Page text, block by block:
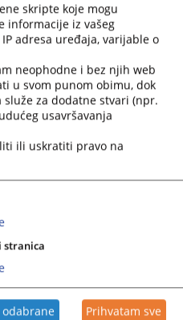
za period
skripte koje mogu
informacije iz vašeg
adresa uređaja, varijable o
neophodne i bez njih web
u svom punom obimu, dok
za dodatne stvari (npr.
usavršavanja
ili uskratiti pravo na
stranica
Prihvatam sve